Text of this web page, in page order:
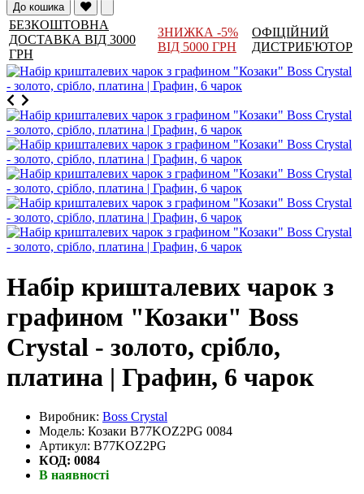
До кошика
БЕЗКОШТОВНА
ДОСТАВКА ВІД 3000
ГРН
ЗНИЖКА -5%
ВІД 5000 ГРН
ОФІЦІЙНИЙ
ДИСТРИБ'ЮТОР
Набір кришталевих чарок з
графином "Козаки" Boss
Crystal - золото, срібло,
платина | Графин, 6 чарок
Виробник: Boss Crystal
Модель: Козаки B77KOZ2PG 0084
Артикул: B77KOZ2PG
КОД: 0084
В наявності